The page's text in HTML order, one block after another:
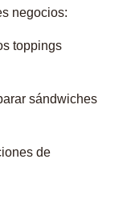
negocios:
toppings
sándwiches
de